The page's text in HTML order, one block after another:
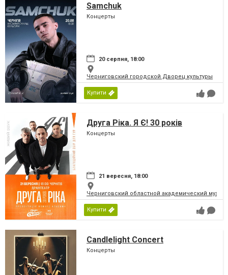
Samchuk
Концерты
20 серпня, 18:00
Черниговский городской Дворец культуры
Купити
Друга Ріка. Я Є! 30 років
Концерты
21 вересня, 18:00
Черниговский областной академический
Купити
Candlelight Concert
Концерты